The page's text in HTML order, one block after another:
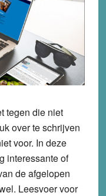
tegen die niet
over te schrijven
voor. In deze
interessante of
de afgelopen
Leesvoer voor